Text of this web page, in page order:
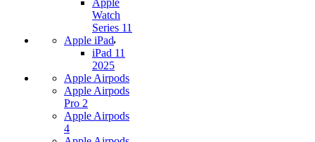
Apple
Watch
Series 11
Apple iPad
iPad 11
2025
Apple Airpods
Apple Airpods
Pro 2
Apple Airpods
4